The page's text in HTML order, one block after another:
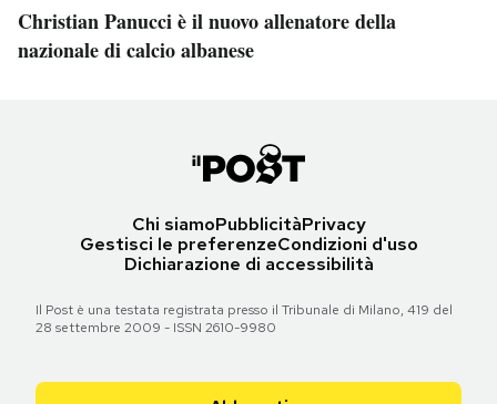
Christian Panucci è il nuovo allenatore della
nazionale di calcio albanese
Chi siamoPubblicitàPrivacy
Gestisci le preferenzeCondizioni d'uso
Dichiarazione di accessibilità
Il Post è una testata registrata presso il Tribunale di Milano, 419 del
28 settembre 2009 - ISSN 2610-9980